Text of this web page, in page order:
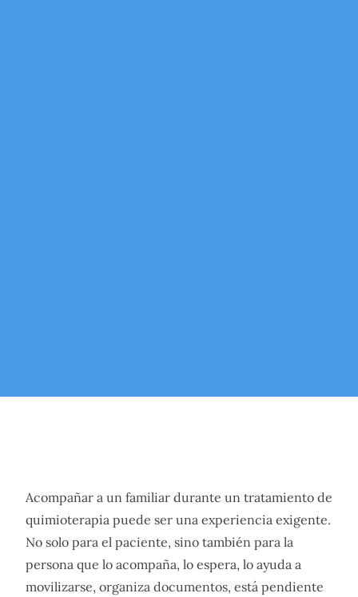
Acompañar a un familiar durante un tratamiento de
quimioterapia puede ser una experiencia exigente.
No solo para el paciente, sino también para la
persona que lo acompaña, lo espera, lo ayuda a
movilizarse, organiza documentos, está pendiente